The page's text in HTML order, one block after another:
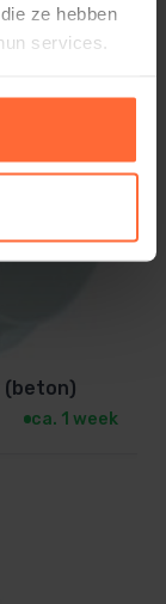
ze hebben
services.
(beton)
ca. 1 week